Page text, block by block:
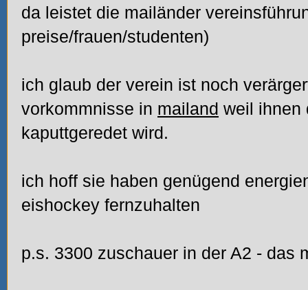
da leistet die mailänder
preise/frauen/studenten)
ich glaub der verein ist noch
vorkommnisse in mailand weil ihnen
kaputtgeredet wird.
ich hoff sie haben genügend
eishockey fernzuhalten
p.s. 3300 zuschauer in der A2 - das